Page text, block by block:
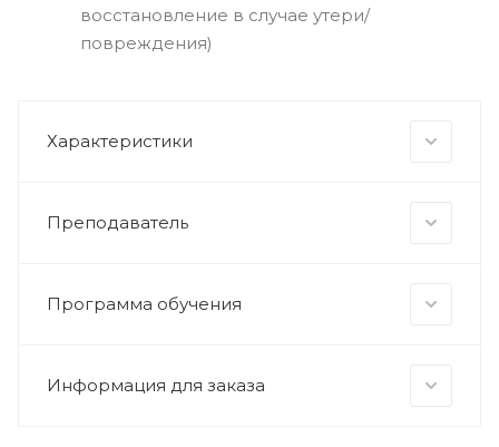
восстановление в случае утери/
повреждения)
Характеристики
Преподаватель
Программа обучения
Информация для заказа